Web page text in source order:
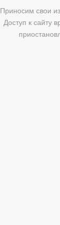
Приносим свои
Доступ к сайту